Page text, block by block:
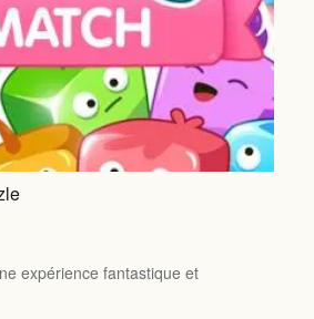
expérience fantastique et